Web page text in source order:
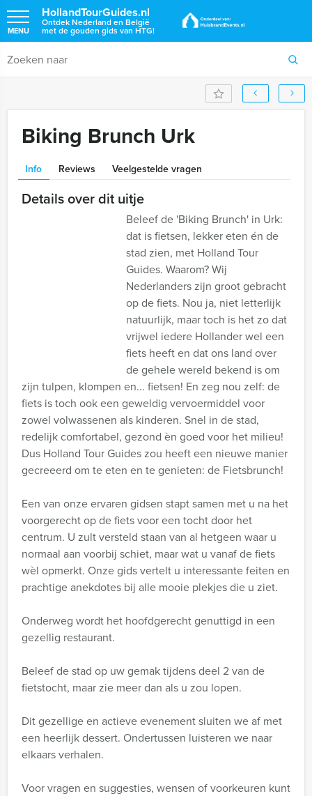
HollandTourGuides.nl
Ontdek Nederland en België
met de gouden gids van HTG!
MENU
Biking Brunch Urk
Info Reviews Veelgestelde vragen
Details over dit uitje
Beleef de 'Biking Brunch' in Urk:
dat is fietsen, lekker eten én de
stad zien, met Holland Tour
Guides. Waarom? Wij
Nederlanders zijn groot gebracht
op de fiets. Nou ja, niet letterlijk
natuurlijk, maar toch is het zo dat
vrijwel iedere Hollander wel een
fiets heeft en dat ons land over
de gehele wereld bekend is om
zijn tulpen, klompen en... fietsen! En zeg nou zelf: de
fiets is toch ook een geweldig vervoermiddel voor
zowel volwassenen als kinderen. Snel in de stad,
redelijk comfortabel, gezond èn goed voor het milieu!
Dus Holland Tour Guides zou heeft een nieuwe manier
gecreeerd om te eten en te genieten: de Fietsbrunch!
Een van onze ervaren gidsen stapt samen met u na het
voorgerecht op de fiets voor een tocht door het
centrum. U zult versteld staan van al hetgeen waar u
normaal aan voorbij schiet, maar wat u vanaf de fiets
wèl opmerkt. Onze gids vertelt u interessante feiten en
prachtige anekdotes bij alle mooie plekjes die u ziet.
Onderweg wordt het hoofdgerecht genuttigd in een
gezellig restaurant.
Beleef de stad op uw gemak tijdens deel 2 van de
fietstocht, maar zie meer dan als u zou lopen.
Dit gezellige en actieve evenement sluiten we af met
een heerlijk dessert. Ondertussen luisteren we naar
elkaars verhalen.
Voor vragen en suggesties, wensen of voorkeuren kunt